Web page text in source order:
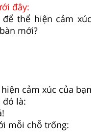
đây:
thể hiện cảm xúc
mới?
cảm xúc của bạn
đó là:
mỗi chỗ trống: